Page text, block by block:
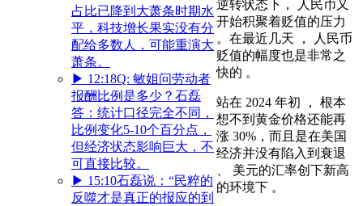
占比已降到大萧条时期水
平，科技增长果实没有分
配给多数人，可能重演大
萧条。
▶ 12:18Q: 敏姐问劳动者
报酬比例是多少？石磊
答：统计口径完全不同，
比例变化5-10个百分点，
但经济状态影响巨大，不
可直接比较。
▶ 15:10石磊说：“民粹的
反噬才是真正的报应的到
逆转状态下， 人民币又
开始积聚着贬值的压力
。在最近几天 ， 人民币
贬值的幅度也是非常之
快的 。
站在 2024 年初 ， 根本
想不到黄金价格还能再
涨 30%，而且是在美国
经济并没有陷入到衰退
、 美元的汇率创下新高
的环境下 。